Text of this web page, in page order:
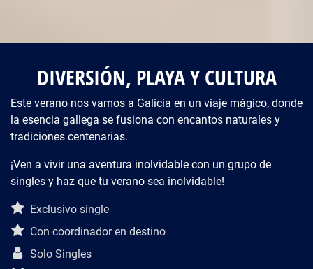
DIVERSIÓN, PLAYA Y CULTURA
Este verano nos vamos a Galicia en un viaje mágico, donde
la esencia gallega se fusiona con encantos naturales y
tradiciones centenarias.
¡Ven a vivir una aventura inolvidable con un grupo de
singles y haz que tu verano sea inolvidable!
Descripción del viaje
Exclusivo single
Con coordinador en destino
Solo Singles